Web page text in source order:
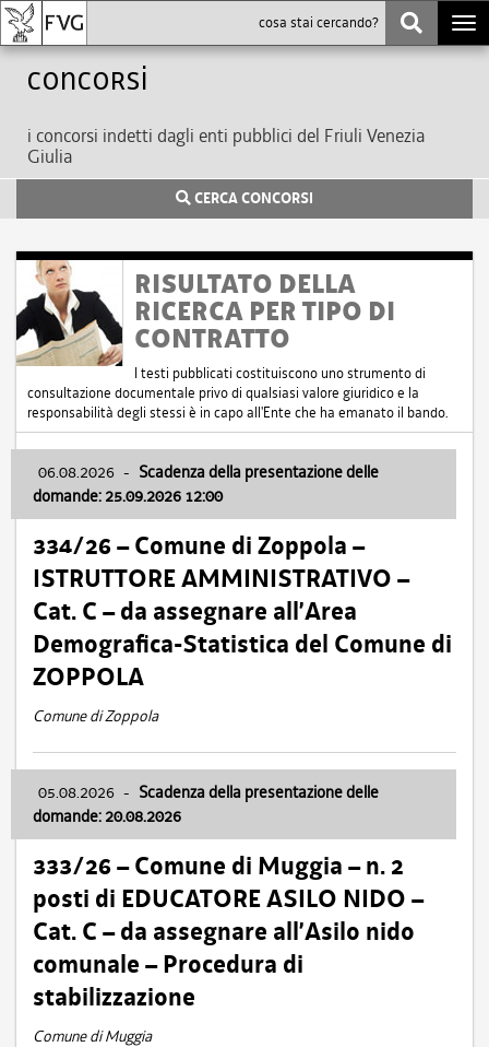
Concorsi
i concorsi indetti dagli enti pubblici del Friuli Venezia
Giulia
CERCA CONCORSI
RISULTATO DELLA
RICERCA PER TIPO DI
CONTRATTO
I testi pubblicati costituiscono uno strumento di
consultazione documentale privo di qualsiasi valore giuridico e la
responsabilità degli stessi è in capo all'Ente che ha emanato il bando.
06.08.2026 - Scadenza della presentazione delle
domande: 25.09.2026 12:00
334/26 – Comune di Zoppola –
ISTRUTTORE AMMINISTRATIVO –
Cat. C – da assegnare all’Area
Demografica-Statistica del Comune di
ZOPPOLA
Comune di Zoppola
05.08.2026 - Scadenza della presentazione delle
domande: 20.08.2026
333/26 – Comune di Muggia – n. 2
posti di EDUCATORE ASILO NIDO –
Cat. C – da assegnare all’Asilo nido
comunale – Procedura di
stabilizzazione
Comune di Muggia